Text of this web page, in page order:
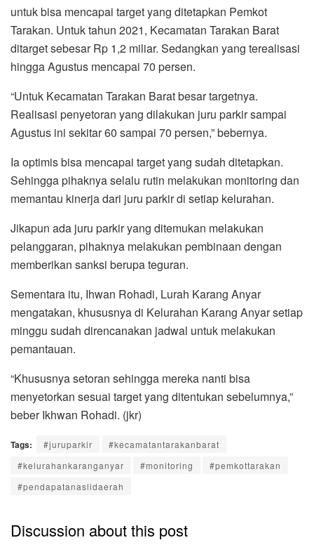
untuk bisa mencapai target yang ditetapkan Pemkot
Tarakan. Untuk tahun 2021, Kecamatan Tarakan Barat
ditarget sebesar Rp 1,2 miliar. Sedangkan yang terealisasi
hingga Agustus mencapai 70 persen.
“Untuk Kecamatan Tarakan Barat besar targetnya.
Realisasi penyetoran yang dilakukan juru parkir sampai
Agustus ini sekitar 60 sampai 70 persen,” bebernya.
Ia optimis bisa mencapai target yang sudah ditetapkan.
Sehingga pihaknya selalu rutin melakukan monitoring dan
memantau kinerja dari juru parkir di setiap kelurahan.
Jikapun ada juru parkir yang ditemukan melakukan
pelanggaran, pihaknya melakukan pembinaan dengan
memberikan sanksi berupa teguran.
Sementara itu, Ihwan Rohadi, Lurah Karang Anyar
mengatakan, khususnya di Kelurahan Karang Anyar setiap
minggu sudah direncanakan jadwal untuk melakukan
pemantauan.
“Khususnya setoran sehingga mereka nanti bisa
menyetorkan sesuai target yang ditentukan sebelumnya,”
beber Ikhwan Rohadi. (jkr)
Tags: #juruparkir
#kecamatantarakanbarat
#kelurahankaranganyar
#monitoring
#pemkottarakan
#pendapatanaslidaerah
Discussion about this post